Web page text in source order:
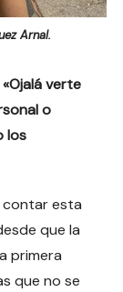
Arnal.
verte
o
los
contar esta
que la
primera
que no se